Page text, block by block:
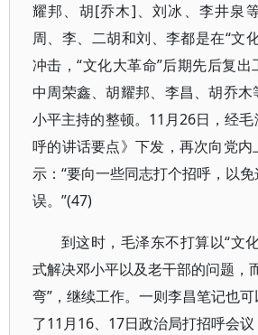
耀邦、胡[乔木]、刘冰、李井泉等
周、李、二胡和刘、李都是在“文
冲击，“文化大革命”后期先后复
中周荣鑫、胡耀邦、李昌、胡乔
小平主持的整顿。11月26日，经
呼的讲话要点》下发，再次向党
示：“要向一些同志打个招呼，以
误。”(47)
到这时，毛泽东不打算以“文
式解决邓小平以及老干部的问题，
弯”，继续工作。一则李昌笔记也
了11月16、17日政治局打招呼会